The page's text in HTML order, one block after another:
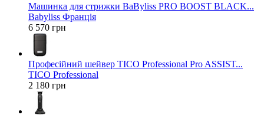
Машинка для стрижки BaByliss PRO BOOST BLACK...
Babyliss Франція
6 570 грн
Професійний шейвер TICO Professional Pro ASSIST...
TICO Professional
2 180 грн